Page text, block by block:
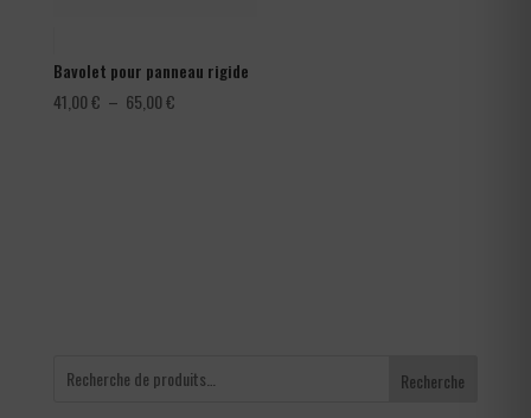
Bavolet pour panneau rigide
41,00€ – 65,00€Plage
Recherche